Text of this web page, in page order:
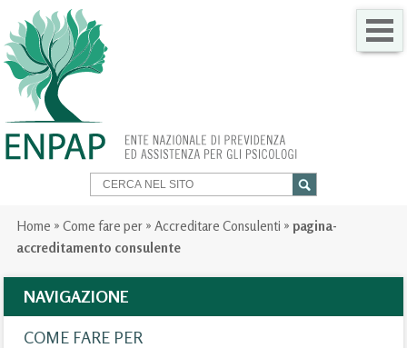
SERVIZI PER TE
TRASPARENZA
Home » Come fare per» Accreditare Consulenti » pagina-
accreditamento consulente
NAVIGAZIONE
COME FARE PER